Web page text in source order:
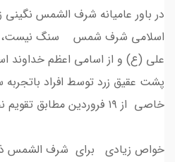
در باور عامیانه شرف الشمس
اسلامی شرف شمس سنگ نیست،
علی (ع) و از اسامی اعظم
پشت عقیق زرد توسط افراد باتجربه
خاصی از ۱۹ فروردین مطابق تقویم‌ نجومی حکاکی می‌شود.
خواص زیادی برای شرف الشمس